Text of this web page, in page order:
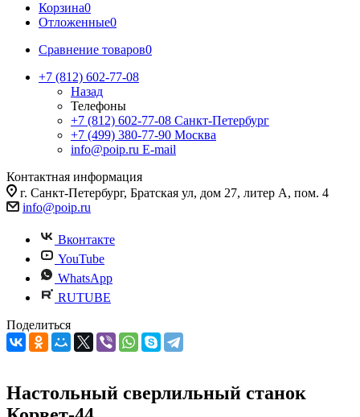
Корзина0
Отложенные0
Сравнение товаров0
+7 (812) 602-77-08
Назад
Телефоны
+7 (812) 602-77-08 Санкт-Петербург
+7 (499) 380-77-90 Москва
info@poip.ru E-mail
Контактная информация
г. Санкт-Петербург, Братская ул, дом 27, литер А, пом. 4
info@poip.ru
Вконтакте
YouTube
WhatsApp
RUTUBE
Поделиться
Настольный сверлильный станок